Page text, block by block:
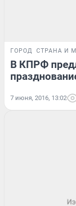
ГОРОД СТРАНА И
В КПРФ
7 июня, 2016, 13:02